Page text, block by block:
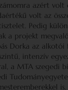
azért volt
volt az
Pedig
a projekt
Dorka az
intenzív
a MTA szegedi